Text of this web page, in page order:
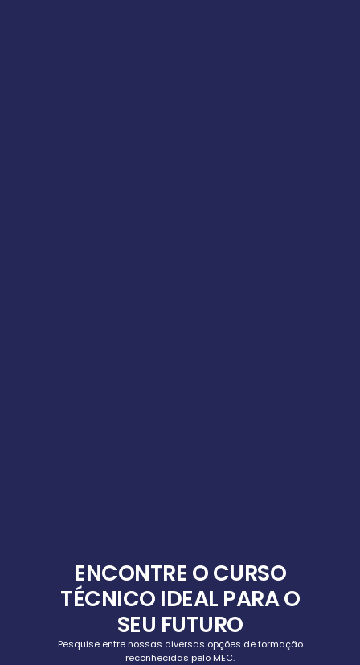
ENCONTRE O CURSO
TÉCNICO IDEAL PARA O
SEU FUTURO
Pesquise entre nossas diversas opções de formação
reconhecidas pelo MEC.